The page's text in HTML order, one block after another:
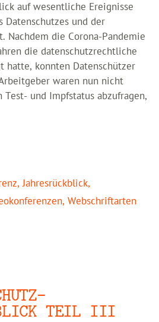
auf wesentliche Ereignisse
Datenschutzes und der
Nachdem die Corona-Pandemie
die datenschutzrechtliche
hatte, konnten Datenschützer
waren nun nicht
und Impfstatus abzufragen,
,Jahresrückblick,
, Webschriftarten
TEIL III